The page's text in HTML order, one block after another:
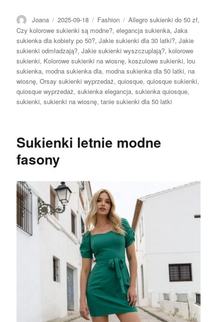
Autor
Joana Opublikowano
2025-09-18 Kategorie
Fashion Tagi
Allegro sukienki do 50 zł,
Czy kolorowe sukienki są modne?,elegancja sukienka,Jaka
sukienka dla kobiety po 50?,Jakie sukienki dla 30 latki?,Jakie
sukienki odmładzają?,Jakie sukienki wyszczuplają?,kolorowe
sukienki, Kolorowe sukienki na wiosnę,koszulowe sukienki, lou
sukienka, modna sukienka dla, modna sukienka dla 50 latki, na
wiosnę,Orsay sukienki wyprzedaż,quiosque,quiosque sukienki,
quiosque wyprzedaż,sukienka elegancja,sukienka quiosque,
sukienki,sukienki na wiosnę,tanie sukienki dla 50 latki
Sukienki letnie modne
fasony